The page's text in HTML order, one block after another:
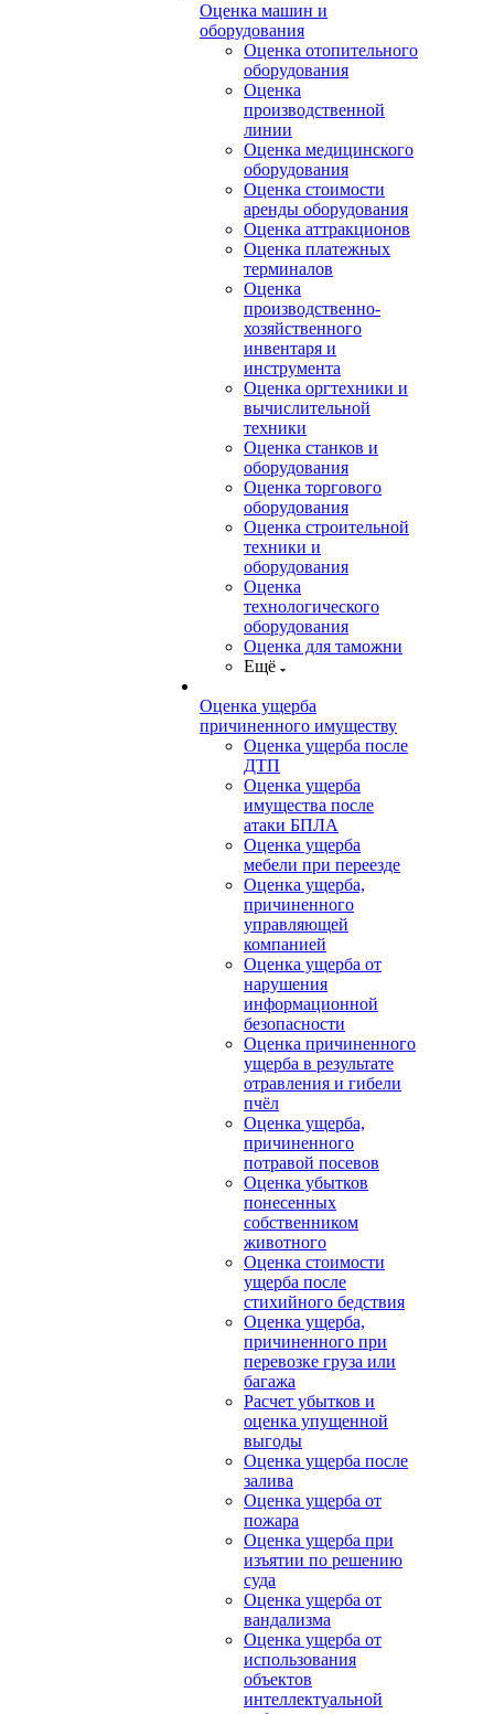
Оценка машин и
оборудования
Оценка отопительного
оборудования
Оценка
производственной
линии
Оценка медицинского
оборудования
Оценка стоимости
аренды оборудования
Оценка аттракционов
Оценка платежных
терминалов
Оценка
производственно-
хозяйственного
инвентаря и
инструмента
Оценка оргтехники и
вычислительной
техники
Оценка станков и
оборудования
Оценка торгового
оборудования
Оценка строительной
техники и
оборудования
Оценка
технологического
оборудования
Оценка для таможни
Ещё
Оценка ущерба
причиненного имуществу
Оценка ущерба после
ДТП
Оценка ущерба
имущества после
атаки БПЛА
Оценка ущерба
мебели при переезде
Оценка ущерба,
причиненного
управляющей
компанией
Оценка ущерба от
нарушения
информационной
безопасности
Оценка причиненного
ущерба в результате
отравления и гибели
пчёл
Оценка ущерба,
причиненного
потравой посевов
Оценка убытков
понесенных
собственником
животного
Оценка стоимости
ущерба после
стихийного бедствия
Оценка ущерба,
причиненного при
перевозке груза или
багажа
Расчет убытков и
оценка упущенной
выгоды
Оценка ущерба после
залива
Оценка ущерба от
пожара
Оценка ущерба при
изъятии по решению
суда
Оценка ущерба от
вандализма
Оценка ущерба от
использования
объектов
интеллектуальной